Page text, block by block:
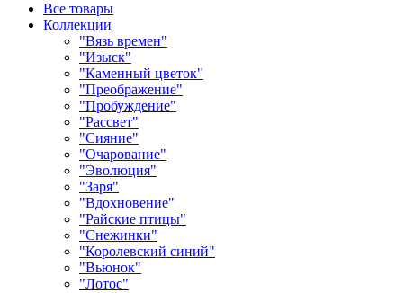
Все товары
Коллекции
"Вязь времен"
"Изыск"
"Каменный цветок"
"Преображение"
"Пробуждение"
"Рассвет"
"Сияние"
"Очарование"
"Эволюция"
"Заря"
"Вдохновение"
"Райские птицы"
"Снежинки"
"Королевский синий"
"Вьюнок"
"Лотос"